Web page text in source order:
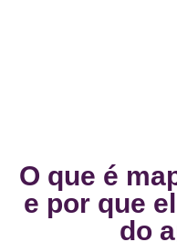
O que é
e por que
do